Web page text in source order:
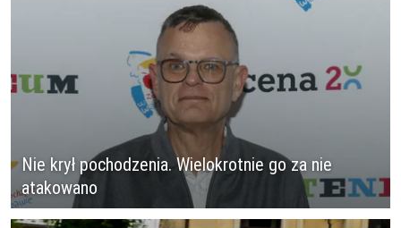
Nie krył pochodzenia. Wielokrotnie go za nie
atakowano